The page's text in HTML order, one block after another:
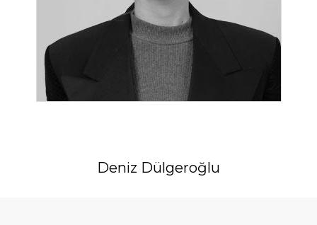
Deniz Dülgeroğlu